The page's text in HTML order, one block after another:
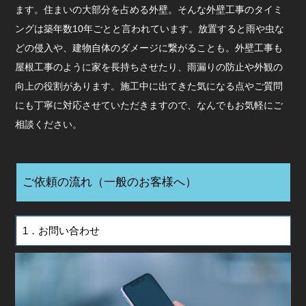
ます。住まいの大部分を占める外壁。そんな外壁工事のタイミ
ングは築年数10年ごとと言われています。放置すると雨や虫な
どの侵入や、建物自体のダメージに繋がることも。外壁工事も
屋根工事のように家を長持ちさせたり、雨漏りの防止や外観の
向上の役割があります。施工中に出てきた気になる点やご質問
にも丁寧に対応させていただきますので、なんでもお気軽にご
相談ください。
ご依頼の流れ（一般のお客様へ）
1．お問い合わせ